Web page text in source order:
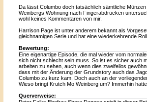
Da lässt Columbo doch tatsächlich sämtliche
Weinbergs Wohnung nach Fingerabdrücken
wohl keines Kommentaren von mir.
Harrison Page ist unter anderem bekannt als
gleichnamigen Serie und hat eine wiederkehrende
Bewertung:
Eine eigenartige Episode, die mal wieder vom
sich nicht schlecht sein muss. So ist es sicher auch
arbeiten zu sehen, auch wenn dies zweifellos
dass mit der Änderung der Grundstory auch das
Columbo zu kurz kam. Doch auch an der
Wieso bringt Krutch Mo Weinberg um? Immerhin
Querverweise: